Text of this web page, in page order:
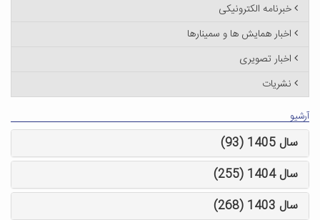
خبرنامه الکترونیکی
اخبار همایش ها و سمینارها
اخبار تصویری
نشریات
آرشیو
سال 1405 (93)
سال 1404 (255)
سال 1403 (268)